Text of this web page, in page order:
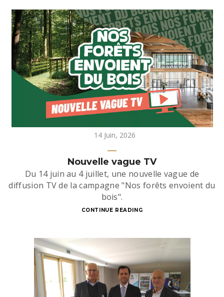
14 Juin, 2026
Nouvelle vague TV
Du 14 juin au 4 juillet, une nouvelle vague de
diffusion TV de la campagne "Nos forêts envoient du
bois".
CONTINUE READING